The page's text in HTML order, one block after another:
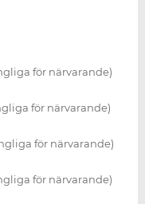
för närvarande)
för närvarande)
för närvarande)
för närvarande)